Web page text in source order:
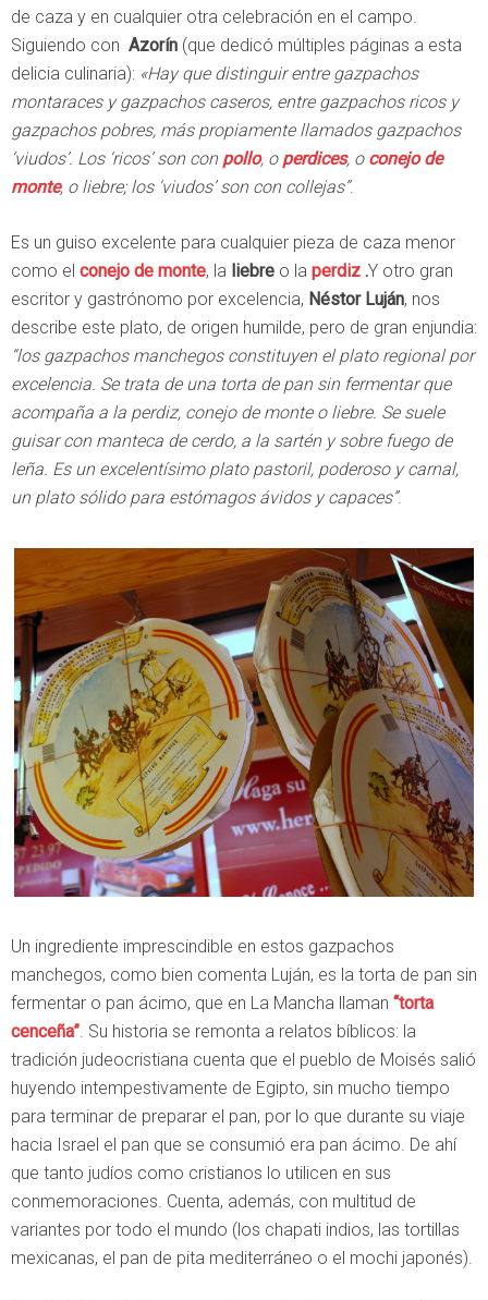
de caza y en cualquier otra celebración en el campo.
Siguiendo con Azorín (que dedicó múltiples páginas a esta
delicia culinaria): «Hay que distinguir entre gazpachos
montaraces y gazpachos caseros, entre gazpachos ricos y
gazpachos pobres, más propiamente llamados gazpachos
‘viudos’. Los ‘ricos’ son con pollo, o perdices, o conejo de
monte, o liebre; los ‘viudos’ son con collejas”.
Es un guiso excelente para cualquier pieza de caza menor
como el conejo de monte, la liebre o la perdiz .Y otro gran
escritor y gastrónomo por excelencia, Néstor Luján, nos
describe este plato, de origen humilde, pero de gran enjundia:
“los gazpachos manchegos constituyen el plato regional por
excelencia. Se trata de una torta de pan sin fermentar que
acompaña a la perdiz, conejo de monte o liebre. Se suele
guisar con manteca de cerdo, a la sartén y sobre fuego de
leña. Es un excelentísimo plato pastoril, poderoso y carnal,
un plato sólido para estómagos ávidos y capaces”.
Un ingrediente imprescindible en estos gazpachos
manchegos, como bien comenta Luján, es la torta de pan sin
fermentar o pan ácimo, que en La Mancha llaman “torta
cenceña”. Su historia se remonta a relatos bíblicos: la
tradición judeocristiana cuenta que el pueblo de Moisés salió
huyendo intempestivamente de Egipto, sin mucho tiempo
para terminar de preparar el pan, por lo que durante su viaje
hacia Israel el pan que se consumió era pan ácimo. De ahí
que tanto judíos como cristianos lo utilicen en sus
conmemoraciones. Cuenta, además, con multitud de
variantes por todo el mundo (los chapati indios, las tortillas
mexicanas, el pan de pita mediterráneo o el mochi japonés).